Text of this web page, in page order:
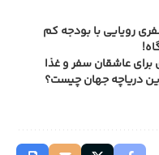
رویایی با بودجه کم
عاشقان سفر و غذا
دریاچه جهان چیست؟